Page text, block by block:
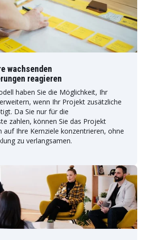
wachsenden
reagieren
haben Sie die Möglichkeit, Ihr
wenn Ihr Projekt zusätzliche
Da Sie nur für die
zahlen, können Sie das Projekt
auf Ihre Kernziele konzentrieren, ohne
zu verlangsamen.